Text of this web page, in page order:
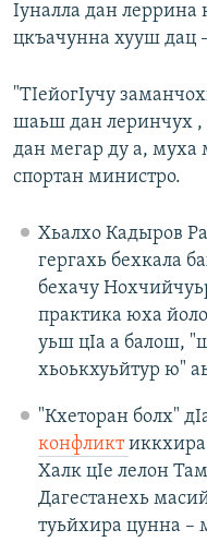
Iуналла дан
цкъачунна хууш дац
"ТIейогIучу
шаьш дан леринчух ,
дан мегар ду а, муха
спортан министро.
Хьалхо Кадыров
гергахь бехкала
бехачу
практика юха
уьш цIа а балош,
хьоькхуьйтур ю"
"Кхеторан болх"
конфликтиккхира
Халк цIе лелон
Дагестанехь
туьйхира цунна –